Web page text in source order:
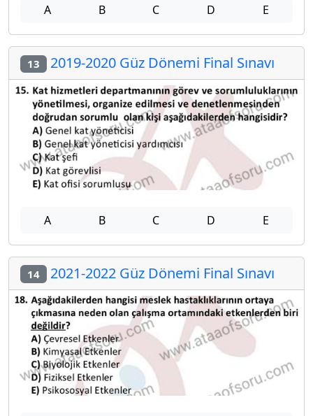
A B C D E
13 2019-2020 Güz Dönemi Final Sınavı
A B C D E
14 2021-2022 Güz Dönemi Final Sınavı